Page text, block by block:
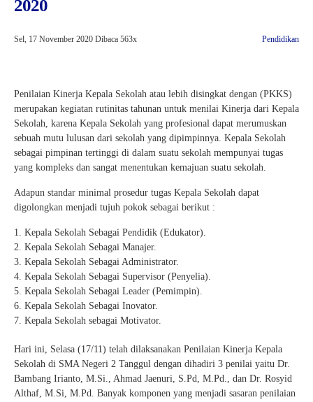
2020
Sel, 17 November 2020 Dibaca 563x Pendidikan
Penilaian Kinerja Kepala Sekolah atau lebih disingkat dengan (PKKS)
merupakan kegiatan rutinitas tahunan untuk menilai Kinerja dari Kepala
Sekolah, karena Kepala Sekolah yang profesional dapat merumuskan
sebuah mutu lulusan dari sekolah yang dipimpinnya. Kepala Sekolah
sebagai pimpinan tertinggi di dalam suatu sekolah mempunyai tugas
yang kompleks dan sangat menentukan kemajuan suatu sekolah.
Adapun standar minimal prosedur tugas Kepala Sekolah dapat
digolongkan menjadi tujuh pokok sebagai berikut :
Kepala Sekolah Sebagai Pendidik (Edukator).
Kepala Sekolah Sebagai Manajer.
Kepala Sekolah Sebagai Administrator.
Kepala Sekolah Sebagai Supervisor (Penyelia).
Kepala Sekolah Sebagai Leader (Pemimpin).
Kepala Sekolah Sebagai Inovator.
Kepala Sekolah sebagai Motivator.
Hari ini, Selasa (17/11) telah dilaksanakan Penilaian Kinerja Kepala
Sekolah di SMA Negeri 2 Tanggul dengan dihadiri 3 penilai yaitu Dr.
Bambang Irianto, M.Si., Ahmad Jaenuri, S.Pd, M.Pd., dan Dr. Rosyid
Althaf, M.Si, M.Pd. Banyak komponen yang menjadi sasaran penilaian